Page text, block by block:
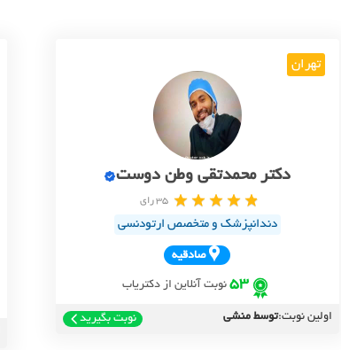
تهران
دکتر محمدتقی وطن دوست
35 رای
دندانپزشک و متخصص ارتودنسی
صادقيه
53 نوبت آنلاین از دکتریاب
اولین نوبت:توسط منشی نوبت بگیرید